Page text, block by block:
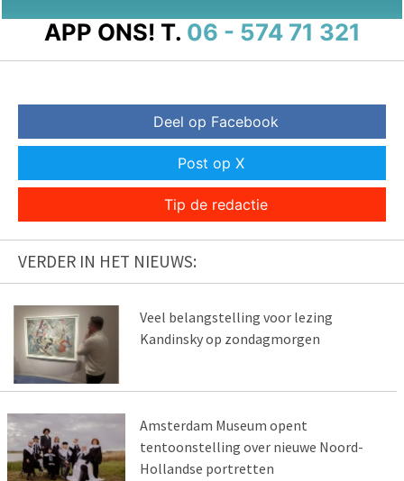
APP ONS! T. 06 - 574 71 321
Deel op Facebook
Post op X
Tip de redactie
VERDER IN HET NIEUWS:
Veel belangstelling voor lezing
Kandinsky op zondagmorgen
Amsterdam Museum opent
tentoonstelling over nieuwe Noord-
Hollandse portretten